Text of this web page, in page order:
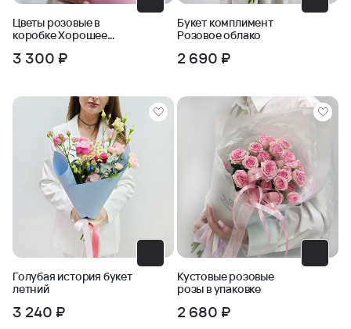
Цветы розовые в
коробке Хорошее
3 300 ₽
Букет комплимент
Розовое облако
2 690 ₽
Голубая история букет
летний
3 240 ₽
Кустовые розовые
розы в упаковке
2 680 ₽